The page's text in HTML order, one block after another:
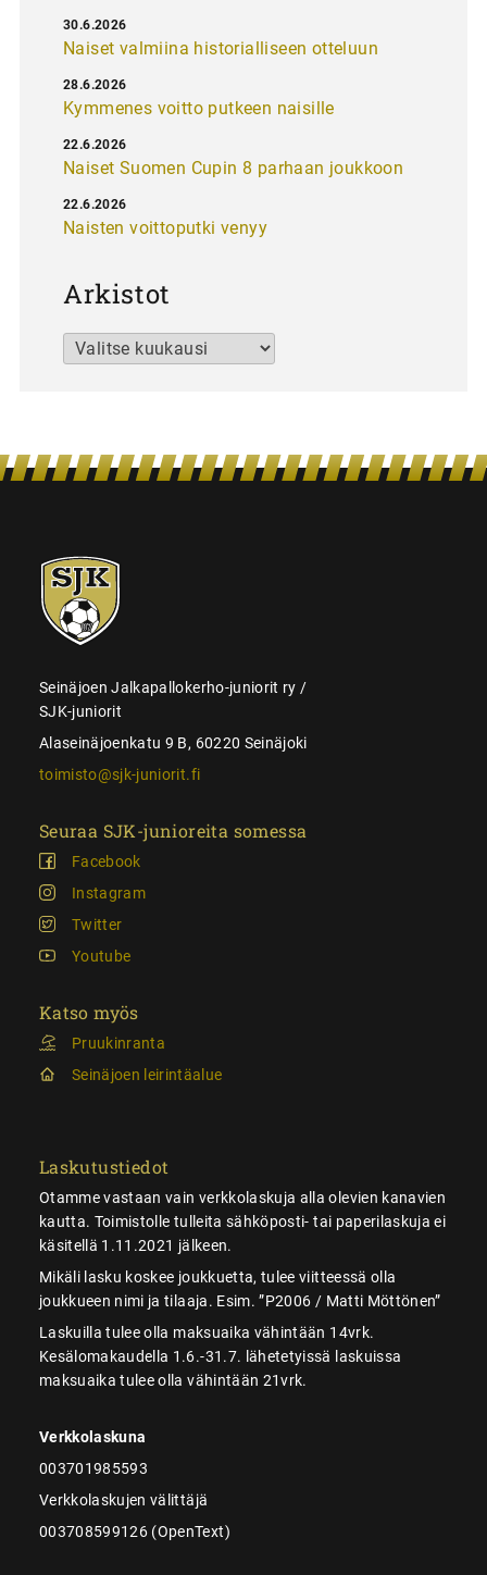
Naiset valmiina historialliseen otteluun
30.6.2026
Kymmenes voitto putkeen naisille
28.6.2026
Naiset Suomen Cupin 8 parhaan joukkoon
22.6.2026
Naisten voittoputki venyy
22.6.2026
Arkistot
Arkistot
SJK-
juniorit
Seinäjoen Jalkapallokerho-juniorit ry /
SJK-juniorit
Alaseinäjoenkatu 9 B, 60220 Seinäjoki
toimisto@sjk-juniorit.fi
Seuraa SJK-junioreita somessa
Facebook
Instagram
Twitter
Youtube
Katso myös
Pruukinranta
Seinäjoen leirintäalue
Laskutustiedot
Otamme vastaan vain verkkolaskuja alla olevien kanavien
kautta. Toimistolle tulleita sähköposti- tai paperilaskuja ei
käsitellä 1.11.2021 jälkeen.
Mikäli lasku koskee joukkuetta, tulee viitteessä olla
joukkueen nimi ja tilaaja. Esim. ”P2006 / Matti Möttönen”
Laskuilla tulee olla maksuaika vähintään 14vrk.
Kesälomakaudella 1.6.-31.7. lähetetyissä laskuissa
maksuaika tulee olla vähintään 21vrk.
Verkkolaskuna
003701985593
Verkkolaskujen välittäjä
003708599126 (OpenText)